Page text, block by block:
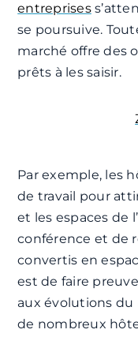
entreprises
se poursuive.
marché offre des
prêts à les saisir.
Par exemple, les
de travail pour
et les espaces de
conférence et de
convertis en
est de faire
aux évolutions du
de nombreux